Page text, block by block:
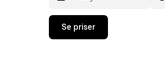
Trykk
piltast
Se priser